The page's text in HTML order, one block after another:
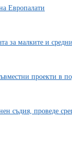
Европалати
за малките и
проекти в
съдия, проведе